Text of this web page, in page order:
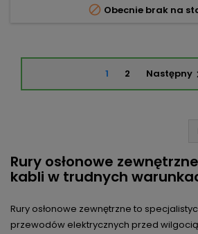
 Obecnie brak na
1 2 Następny
Rury osłonowe
kabli w trudnych
Rury osłonowe zewnętrzne to
przewodów elektrycznych przed